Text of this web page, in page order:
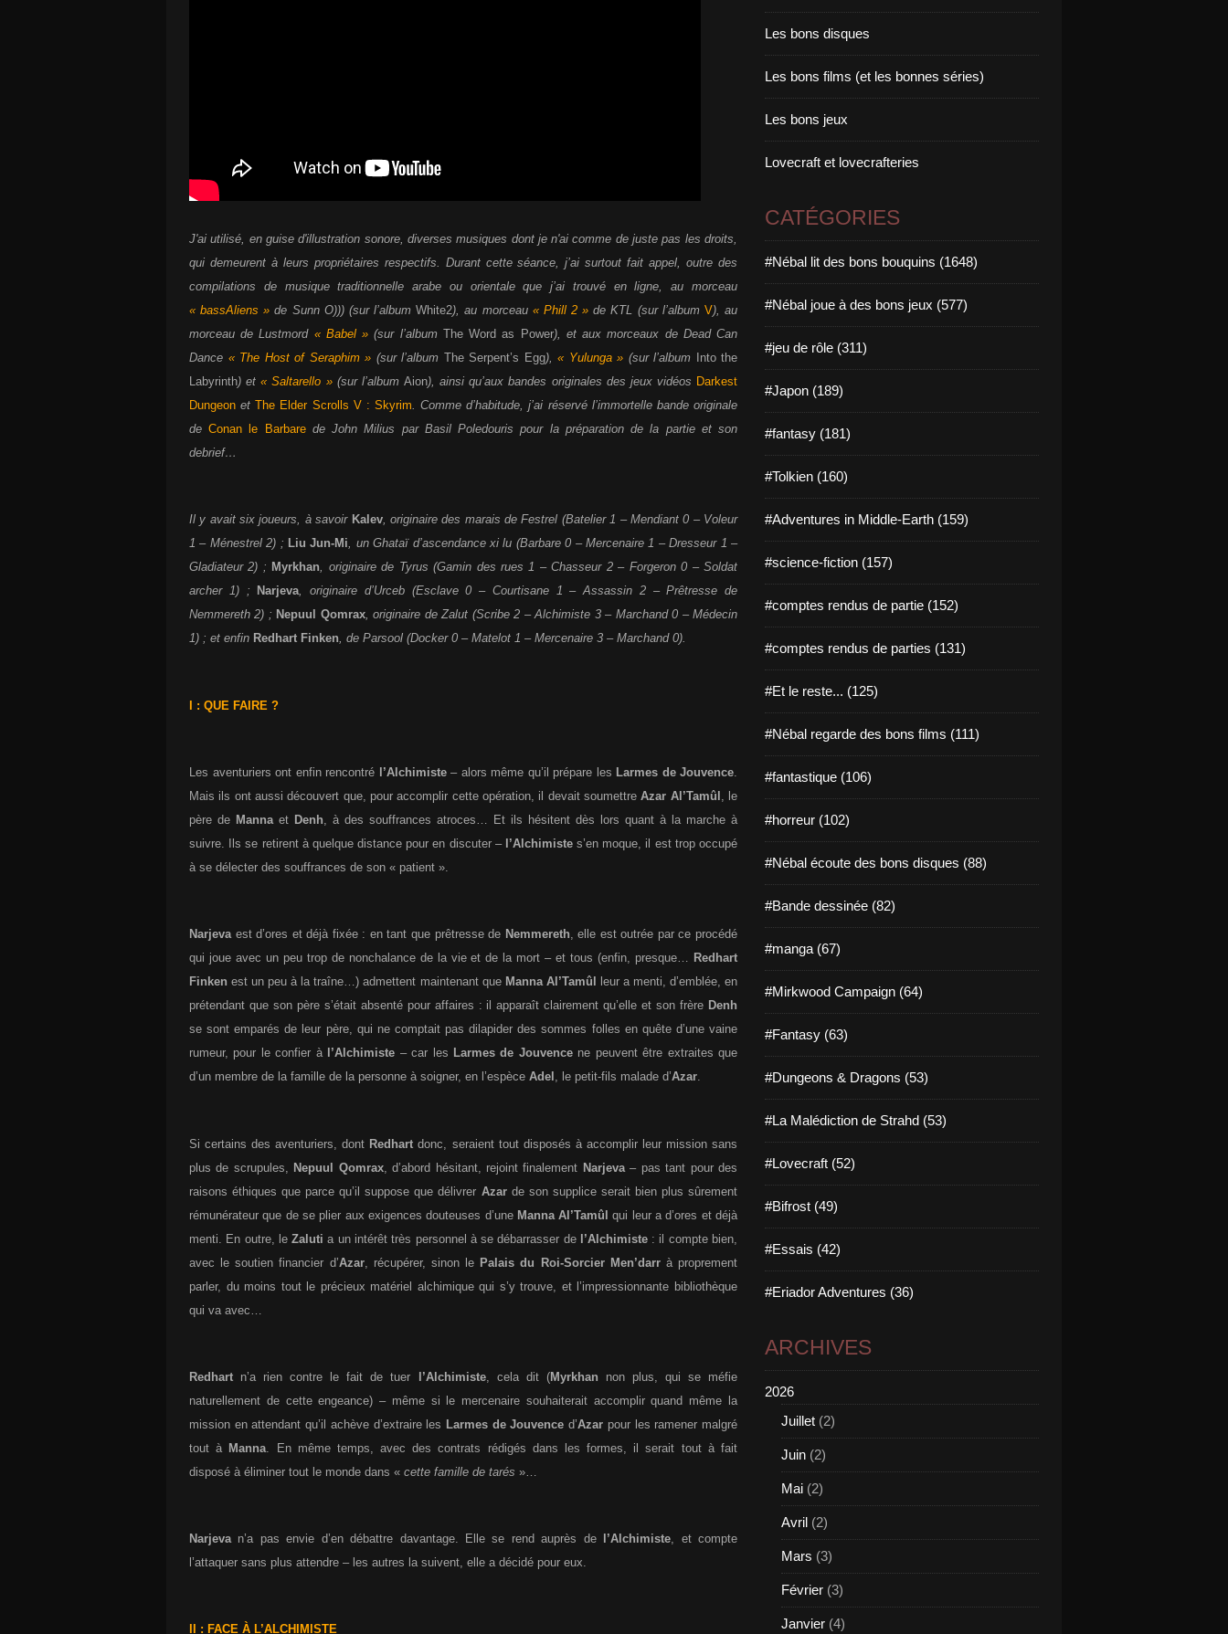
J'ai utilisé, en guise d'illustration sonore, diverses musiques dont je n'ai comme de juste pas les droits,
qui demeurent à leurs propriétaires respectifs. Durant cette séance, j’ai surtout fait appel, outre des
compilations de musique traditionnelle arabe ou orientale que j’ai trouvé en ligne, au morceau
« bassAliens » de Sunn O))) (sur l’albumWhite2), au morceau « Phill 2 » de KTL (sur l’album V), au
morceau de Lustmord « Babel » (sur l’album The Word as Power), et aux morceaux de Dead Can
Dance « The Host of Seraphim » (sur l’album The Serpent’s Egg), « Yulunga » (sur l’album
Into the
Labyrinth) et« Saltarello »(sur l’album Aion), ainsi qu’aux bandes originales des jeux vidéos Darkest
Dungeon etThe Elder Scrolls V : Skyrim . Comme d’habitude, j’ai réservé l’immortelle bande originale
deConan le Barbarede John Milius par Basil Poledouris pour la préparation de la partie et son
debrief…
Il y avait six joueurs, à savoir Kalev, originaire des marais de Festrel (Batelier 1 – Mendiant 0 – Voleur
1 – Ménestrel 2) ; Liu Jun-Mi, un Ghataï d’ascendance xi lu (Barbare 0 – Mercenaire 1 – Dresseur 1 –
Gladiateur 2) ; Myrkhan, originaire de Tyrus (Gamin des rues 1 – Chasseur 2 – Forgeron 0 – Soldat
archer 1) ;
Narjeva, originaire d’Urceb (Esclave 0 – Courtisane 1 – Assassin 2 – Prêtresse de
Nemmereth 2) ; Nepuul Qomrax, originaire de Zalut (Scribe 2 – Alchimiste 3 – Marchand 0 – Médecin
1) ; et enfin Redhart Finken, de Parsool (Docker 0 – Matelot 1 – Mercenaire 3 – Marchand 0).
I : QUE FAIRE ?
Les aventuriers ont enfin rencontré l’Alchimiste– alors même qu’il prépare les Larmes de Jouvence
Mais ils ont aussi découvert que, pour accomplir cette opération, il devait soumettreAzar Al’Tamûl
, le
père de Manna et Denh , à des souffrances atroces… Et ils hésitent dès lors quant à la marche à
suivre. Ils se retirent à quelque distance pour en discuter – l’Alchimistes’en moque, il est trop occupé
à se délecter des souffrances de son « patient ».
Narjevaest d’ores et déjà fixée : en tant que prêtresse de Nemmereth, elle est outrée par ce procédé
qui joue avec un peu trop de nonchalance de la vie et de la mort – et tous (enfin, presque… Redhart
Finken est un peu à la traîne…) admettent maintenant que Manna Al’Tamûl
leur a menti, d’emblée, en
prétendant que son père s’était absenté pour affaires : il apparaît clairement qu’elle et son frère Denh
se sont emparés de leur père, qui ne comptait pas dilapider des sommes folles en quête d’une vaine
rumeur, pour le confier à l’Alchimiste – car les Larmes de Jouvencene peuvent être extraites que
d’un membre de la famille de la personne à soigner, en l’espèce Adel , le petit-fils malade d’Azar.
Si certains des aventuriers, dont Redhart donc, seraient tout disposés à accomplir leur mission sans
plus de scrupules, Nepuul Qomrax, d’abord hésitant, rejoint finalement Narjeva– pas tant pour des
raisons éthiques que parce qu’il suppose que délivrer Azarde son supplice serait bien plus sûrement
rémunérateur que de se plier aux exigences douteuses d’une Manna Al’Tamûl qui leur a d’ores et déjà
menti. En outre, leZaluti a un intérêt très personnel à se débarrasser de l’Alchimiste: il compte bien,
avec le soutien financier d’Azar, récupérer, sinon le Palais du Roi-Sorcier Men’darrà proprement
parler, du moins tout le précieux matériel alchimique qui s’y trouve, et l’impressionnante bibliothèque
qui va avec…
Redhart n’a rien contre le fait de tuer l’Alchimiste, cela dit (Myrkhan non plus, qui se méfie
naturellement de cette engeance) – même si le mercenaire souhaiterait accomplir quand même la
mission en attendant qu’il achève d’extraire les Larmes de Jouvence d’Azar pour les ramener malgré
tout à Manna . En même temps, avec des contrats rédigés dans les formes, il serait tout à fait
disposé à éliminer tout le monde dans « cette famille de tarés »…
Narjevan’a pas envie d’en débattre davantage. Elle se rend auprès de l’Alchimiste, et compte
l’attaquer sans plus attendre – les autres la suivent, elle a décidé pour eux.
II : FACE À L’ALCHIMISTE
Les bons disques
Les bons films (et les bonnes séries)
Les bons jeux
Lovecraft et lovecrafteries
CATÉGORIES
#Nébal lit des bons bouquins (1648)
#Nébal joue à des bons jeux (577)
#jeu de rôle (311)
#Japon (189)
#fantasy (181)
#Tolkien (160)
#Adventures in Middle-Earth (159)
#science-fiction (157)
#comptes rendus de partie (152)
#comptes rendus de parties (131)
#Et le reste... (125)
#Nébal regarde des bons films (111)
#fantastique (106)
#horreur (102)
#Nébal écoute des bons disques (88)
#Bande dessinée (82)
#manga (67)
#Mirkwood Campaign (64)
#Fantasy (63)
#Dungeons & Dragons (53)
#La Malédiction de Strahd (53)
#Lovecraft (52)
#Bifrost (49)
#Essais (42)
#Eriador Adventures (36)
ARCHIVES
2026
Juillet (2)
Juin (2)
Mai (2)
Avril (2)
Mars (3)
Février (3)
Janvier (4)